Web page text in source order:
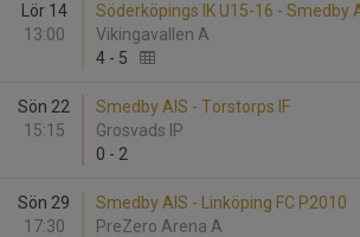
Lör 14
13:00
Söderköpings IK U15-16 - Smedby
Vikingavallen A
4 - 5
Sön 22
15:15
Smedby AIS - Torstorps IF
Grosvads IP
0 - 2
Sön 29
17:30
Smedby AIS - Linköping FC P2010
PreZero Arena A